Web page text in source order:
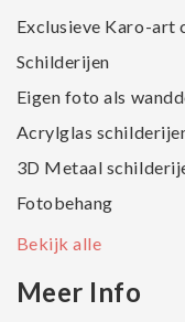
Exclusieve Karo-art
Schilderijen
Eigen foto als
Acrylglas
3D Metaal
Fotobehang
Bekijk alle
Meer Info